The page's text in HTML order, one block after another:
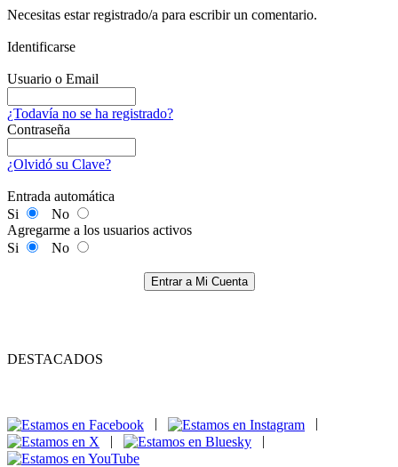
Necesitas estar registrado/a para escribir un comentario.
Identificarse
Usuario o Email
¿Todavía no se ha registrado?
Contraseña
¿Olvidó su Clave?
Entrada automática
Si
No
Agregarme a los usuarios activos
Si
No
Entrar a Mi Cuenta
DESTACADOS
|
|